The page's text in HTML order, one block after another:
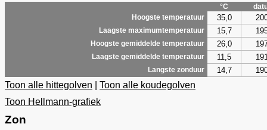
°C
Hoogste temperatuur
35,0
Laagste maximumtemperatuur 15,7
Hoogste gemiddelde temperatuur 26,0
Laagste gemiddelde temperatuur 11,5
Langste zonduur 14,7
Toon alle hittegolven
Toon alle koudegolven
Toon Hellmann-grafiek
Zon